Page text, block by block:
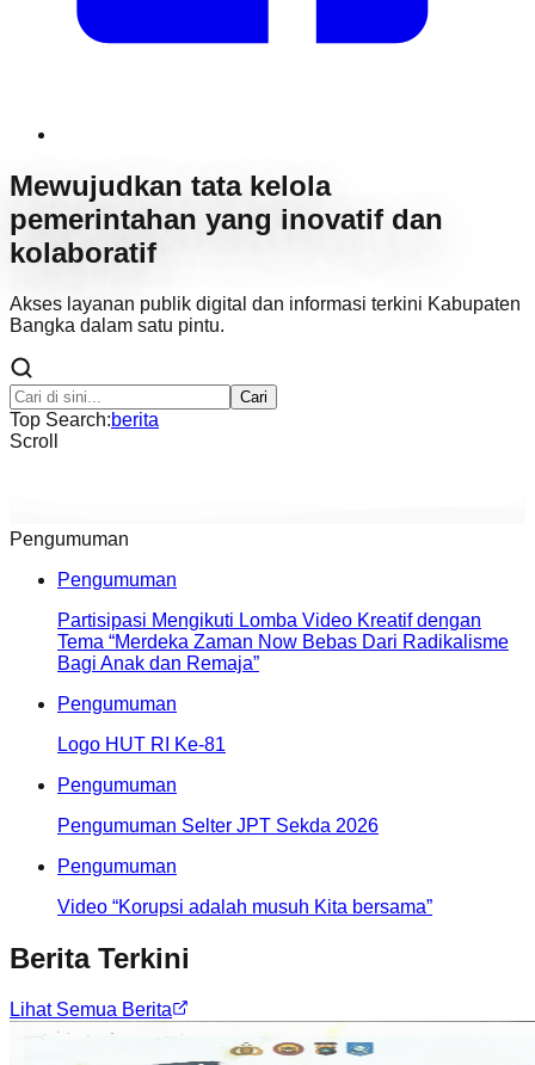
Mewujudkan tata kelola
pemerintahan yang inovatif dan
kolaboratif
Akses layanan publik digital dan informasi terkini Kabupaten
Bangka dalam satu pintu.
Cari
Top Search:berita
Scroll
Pengumuman
Pengumuman
Partisipasi Mengikuti Lomba Video Kreatif dengan
Tema “Merdeka Zaman Now Bebas Dari Radikalisme
Bagi Anak dan Remaja”
Pengumuman
Logo HUT RI Ke-81
Pengumuman
Pengumuman Selter JPT Sekda 2026
Pengumuman
Video “Korupsi adalah musuh Kita bersama”
Berita Terkini
Lihat Semua Berita